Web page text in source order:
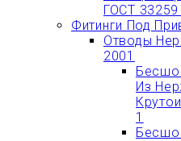
ГОСТ
Фитинги Под
Отводы
2001
Из
1